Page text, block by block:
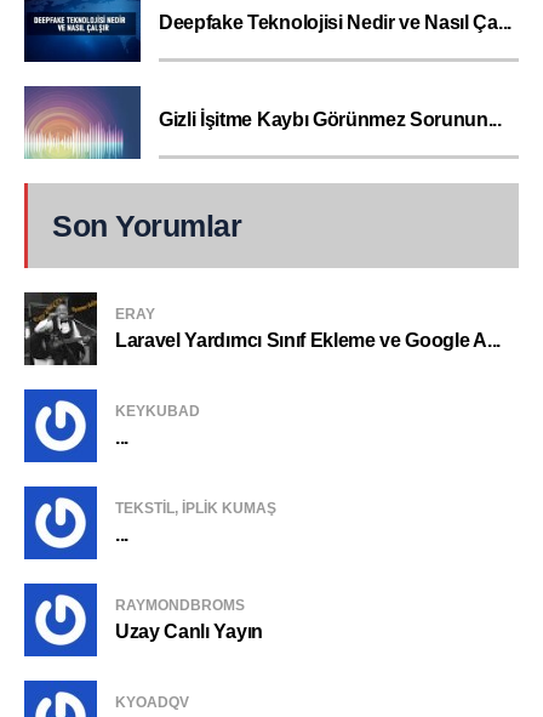
Deepfake Teknolojisi Nedir ve Nasıl Ça...
Gizli İşitme Kaybı Görünmez Sorunun...
Son Yorumlar
ERAY
Laravel Yardımcı Sınıf Ekleme ve Google A...
KEYKUBAD
...
TEKSTIL, IPLIK KUMAŞ
...
RAYMONDBROMS
Uzay Canlı Yayın
KYOADQV